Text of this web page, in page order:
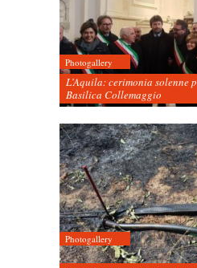
Photogallery
L’Aquila: cerimonia solenne
Basilica Collemaggio
Photogallery